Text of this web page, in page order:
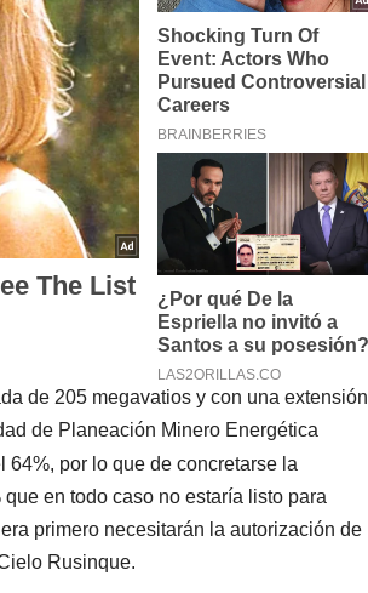
de 205 megavatios y con una extensión
de Planeación Minero Energética
64%, por lo que de concretarse la
en todo caso no estaría listo para
primero necesitarán la autorización de
Rusinque.